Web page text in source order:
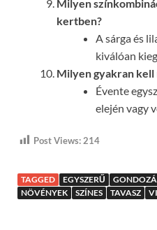
Milyen
kertben?
A sárga és
kiválóan
Milyen gyakran kell
Évente
elején vagy
Post Views: 214
TAGGED EGYSZERŰ
NÖVÉNYEK
SZÍNES TAVASZ